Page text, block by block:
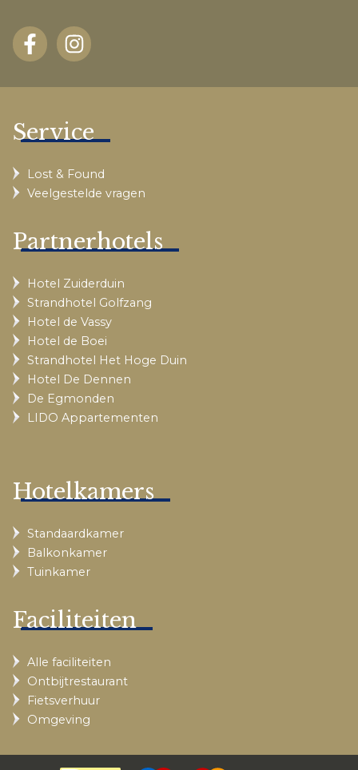
Service
Lost & Found
Veelgestelde vragen
Partnerhotels
Hotel Zuiderduin
Strandhotel Golfzang
Hotel de Vassy
Hotel de Boei
Strandhotel Het Hoge Duin
Hotel De Dennen
De Egmonden
LIDO Appartementen
Hotelkamers
Standaardkamer
Balkonkamer
Tuinkamer
Faciliteiten
Alle faciliteiten
Ontbijtrestaurant
Fietsverhuur
Omgeving